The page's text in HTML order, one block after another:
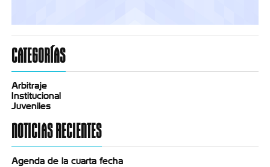
CATEGORÍAS
Arbitraje
Institucional
Juveniles
NOTICIAS RECIENTES
Agenda de la cuarta fecha